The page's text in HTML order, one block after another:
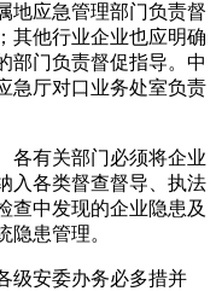
地应急管理部门负责督
其他行业企业也应明确
部门负责督促指导。中
急厅对口业务处室负责
各有关部门必须将企业
入各类督查督导、执法
查中发现的企业隐患及
隐患管理。
级安委办务必多措并